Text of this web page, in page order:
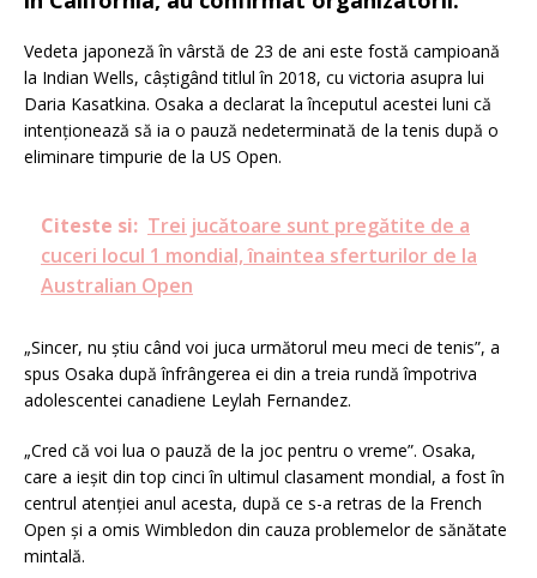
Vedeta japoneză în vârstă de 23 de ani este fostă campioană
la Indian Wells, câștigând titlul în 2018, cu victoria asupra lui
Daria Kasatkina. Osaka a declarat la începutul acestei luni că
intenționează să ia o pauză nedeterminată de la tenis după o
eliminare timpurie de la US Open.
Citeste si: Trei jucătoare sunt pregătite de a
cuceri locul 1 mondial, înaintea sferturilor de la
Australian Open
„Sincer, nu știu când voi juca următorul meu meci de tenis”, a
spus Osaka după înfrângerea ei din a treia rundă împotriva
adolescentei canadiene Leylah Fernandez.
„Cred că voi lua o pauză de la joc pentru o vreme”. Osaka,
care a ieșit din top cinci în ultimul clasament mondial, a fost în
centrul atenției anul acesta, după ce s-a retras de la French
Open și a omis Wimbledon din cauza problemelor de sănătate
mintală.